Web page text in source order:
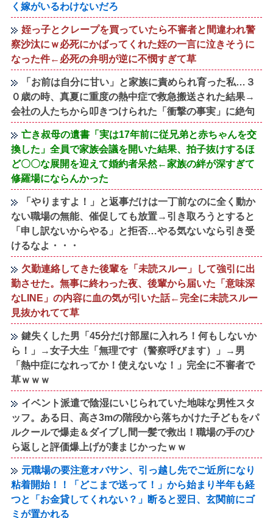
く嫁がいるわけないだろ
姪っ子とクレープを買っていたら不審者と間違われ警
察沙汰にｗ必死にかばってくれた姪の一言に泣きそうに
なった件←必死の弁明が逆に不憫すぎて草
「お前は自分に甘い」と家族に責められ育った私…３
０歳の時、真夏に重度の熱中症で救急搬送された結果→
会社の人たちから叩きつけられた「衝撃の事実」に絶句
亡き叔母の遺書「実は17年前に従兄弟と赤ちゃんを交
換した」全員で家族会議を開いた結果、拍子抜けするほ
ど〇〇な展開を迎えて婚約者呆然←家族の絆が深すぎて
修羅場にならんかった
「やりますよ！」と返事だけは一丁前なのに全く動か
ない職場の無能、催促しても放置→引き取ろうとすると
「申し訳ないからやる」と拒否…やる気ないなら引き受
けるなよ・・・
欠勤連絡してきた後輩を「未読スルー」して強引に出
勤させた。無事に終わった夜、後輩から届いた「意味深
なLINE」の内容に血の気が引いた話←完全に未読スルー
見抜かれてて草
鍵失くした男「45分だけ部屋に入れろ！何もしないか
ら！」→女子大生「無理です（警察呼びます）」→男
「熱中症になれってか！使えないな！」完全に不審者で
草ｗｗｗ
イベント派遣で陰湿にいじられていた地味な男性スタ
ッフ。ある日、高さ3mの階段から落ちかけた子どもをパ
ルクールで爆走＆ダイブし間一髪で救出！職場の手のひ
ら返しと評価爆上げが凄まじかったｗｗ
元職場の要注意オバサン、引っ越し先でご近所になり
粘着開始！！「どこまで送って！」から始まり半年も経
つと「お金貸してくれない？」断ると翌日、玄関前にゴ
ミが置かれる